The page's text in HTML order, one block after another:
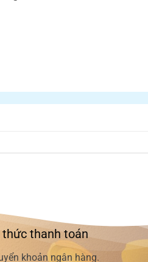
thức thanh toán
khoản ngân hàng.